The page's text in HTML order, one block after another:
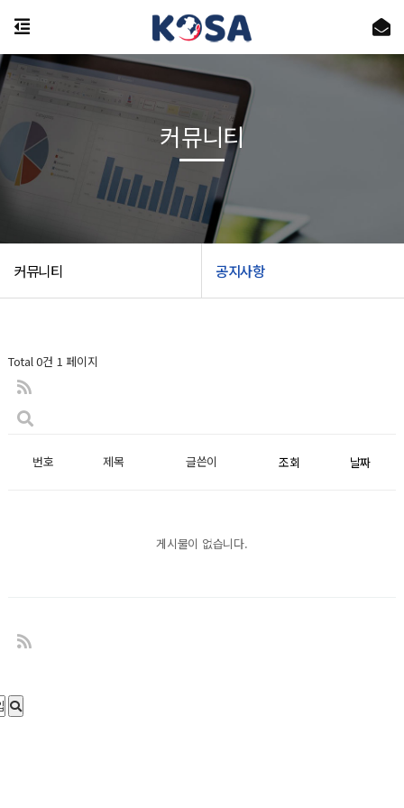
커뮤니티 공지사항
커뮤니티
Total 0건 1 페이지
번호 제목 글쓴이 조회 날짜
게시물이 없습니다.